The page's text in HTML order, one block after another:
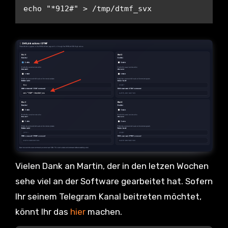
echo "*912#" > /tmp/dtmf_svx
Vielen Dank an Martin, der in den letzen Wochen
sehe viel an der Software gearbeitet hat. Sofern
Ihr seinem Telegram Kanal beitreten möchtet,
könnt Ihr das hier machen.